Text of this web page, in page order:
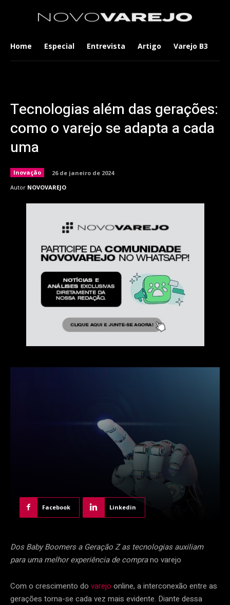
Home Especial Entrevista Artigo Varejo B3
Tecnologias além das gerações:
como o varejo se adapta a cada
uma
Inovação
26 de janeiro de 2024
Autor NOVOVAREJO
Facebook Linkedin
Dos Baby Boomers a Geração Z as tecnologias auxiliam
para uma melhor experiência de comprano varejo
Com o crescimento do varejo online, a interconexão entre as
gerações torna-se cada vez mais evidente. Diante dessa